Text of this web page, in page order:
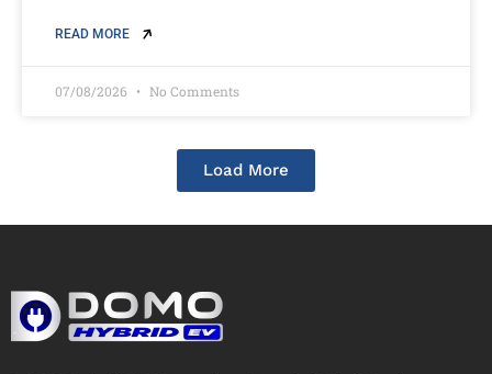
READ MORE
07/08/2026 No Comments
Load More